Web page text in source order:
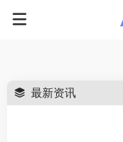
最新资讯